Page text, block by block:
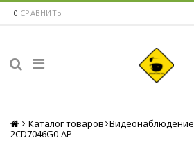
0 СРАВНИТЬ
Главная
Каталог товаров Видеонаблюдение
2CD7046G0-AP